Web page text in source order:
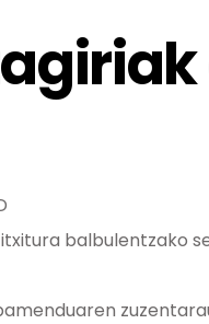
balbulentzako